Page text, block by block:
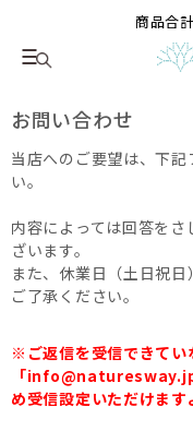
商品合
お問い合わせ
当店へのご要望は、下
い。
内容によっては回答を
ざいます。
また、休業日（土日祝
ご了承ください。
※ご返信を受信できてい
「info@naturesway.jp
め受信設定いただけます